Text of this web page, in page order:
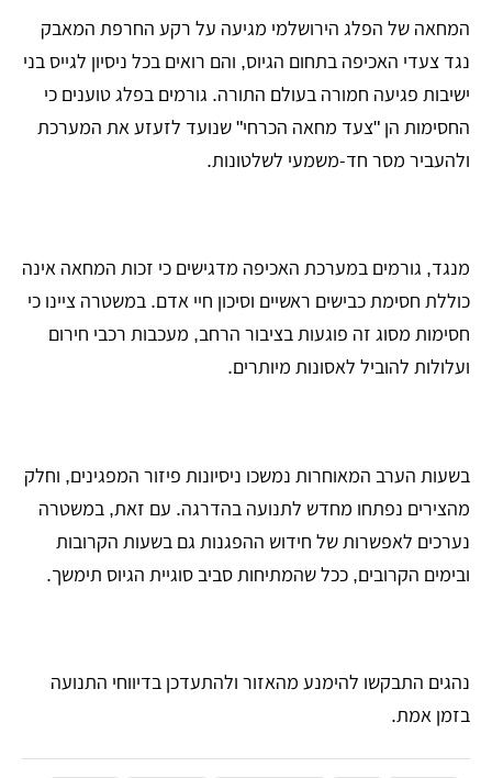
המחאה של הפלג הירושלמי מגיעה על רקע החרפת המאבק
נגד צעדי האכיפה בתחום הגיוס, והם רואים בכל ניסיון לגייס בני
ישיבות פגיעה חמורה בעולם התורה. גורמים בפלג טוענים כי
החסימות הן "צעד מחאה הכרחי" שנועד לזעזע את המערכת
ולהעביר מסר חד-משמעי לשלטונות.
מנגד, גורמים במערכת האכיפה מדגישים כי זכות המחאה אינה
כוללת חסימת כבישים ראשיים וסיכון חיי אדם. במשטרה ציינו כי
חסימות מסוג זה פוגעות בציבור הרחב, מעכבות רכבי חירום
ועלולות להוביל לאסונות מיותרים.
בשעות הערב המאוחרות נמשכו ניסיונות פיזור המפגינים, וחלק
מהצירים נפתחו מחדש לתנועה בהדרגה. עם זאת, במשטרה
נערכים לאפשרות של חידוש ההפגנות גם בשעות הקרובות
ובימים הקרובים, ככל שהמתיחות סביב סוגיית הגיוס תימשך.
נהגים התבקשו להימנע מהאזור ולהתעדכן בדיווחי התנועה
בזמן אמת.